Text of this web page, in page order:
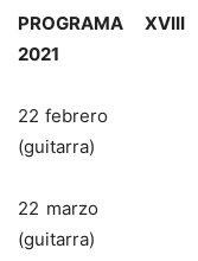
PROGRAMA XVIII
2021
22 febrero
(guitarra)
22 marzo
(guitarra)